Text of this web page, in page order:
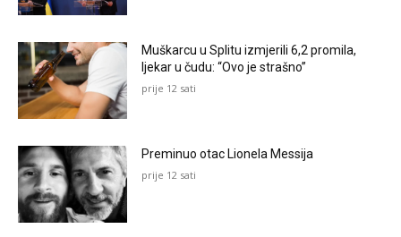
Muškarcu u Splitu izmjerili 6,2 promila,
ljekar u čudu: “Ovo je strašno”
prije 12 sati
Preminuo otac Lionela Messija
prije 12 sati